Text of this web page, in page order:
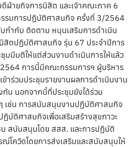
ดีฝ่ายกิจการนิสิต และเจ้าคณะภาค 6
รรมการปฏิบัติศาสนกิจ ครั้งที่ 3/2564
กำกับ ติดตาม หนุนเสริมการดำเนิน
ตปฏิบัติศาสนกิจ รุ่น 67 ประจำปีการ
มมีมติให้แต่ส่วนงานดำเนินการให้แล้ว
การนี้มีคณะกรรมการฯ ผู้บริหาร
ข้าร่วมประชุมรายงานผลการดำเนินงาน
กัน นอกจากนี้ที่ประชุมยังได้ร่วม
เช่น การสนับสนุนงานปฏิบัติศาสนกิจ
ฏิบัติศาสนกิจเพื่อเสริมสร้างสุขภาวะ
สนับสนุนโดย สสส. และการปฏิบัติ
โควิดโดยการส่งเสริมและสนับสนุนให้